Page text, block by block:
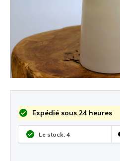
Expédié sous 24 heures
Le stock: 4